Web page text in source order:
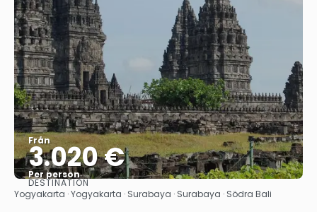
Från
3.020 €
Per person
Se
DESTINATION
Yogyakarta · Yogyakarta · Surabaya · Surabaya · Södra Bali